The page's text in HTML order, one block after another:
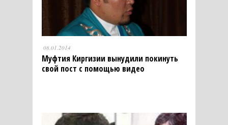
08.01.2014
Муфтия Киргизии вынудили покинуть
свой пост с помощью видео